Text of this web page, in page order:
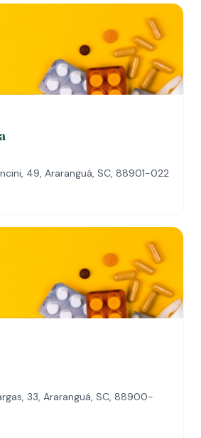
49, Araranguá, SC, 88901-022
33, Araranguá, SC, 88900-